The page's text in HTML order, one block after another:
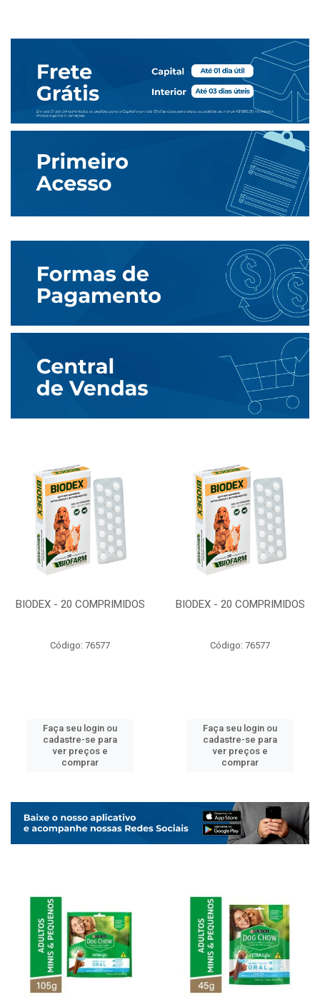
BIODEX - 20 COMPRIMIDOS
Código: 76577
Faça seu login ou
cadastre-se para
ver preços e
comprar
BIODEX - 20 COMPRIMIDOS
Código: 76577
Faça seu login ou
cadastre-se para
ver preços e
comprar